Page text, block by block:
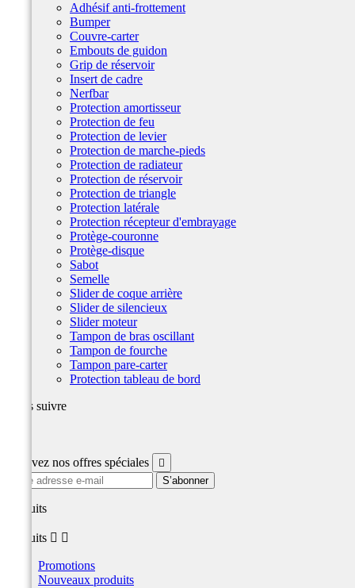
Adhésif anti-frottement
Bumper
Couvre-carter
Embouts de guidon
Grip de réservoir
Insert de cadre
Nerfbar
Protection amortisseur
Protection de feu
Protection de levier
Protection de marche-pieds
Protection de radiateur
Protection de réservoir
Protection de triangle
Protection latérale
Protection récepteur d'embrayage
Protège-couronne
Protège-disque
Sabot
Semelle
Slider de coque arrière
Slider de silencieux
Slider moteur
Tampon de bras oscillant
Tampon de fourche
Tampon pare-carter
Protection tableau de bord
Nous suivre
Recevez nos offres spéciales 
produits
produits  
Promotions
Nouveaux produits